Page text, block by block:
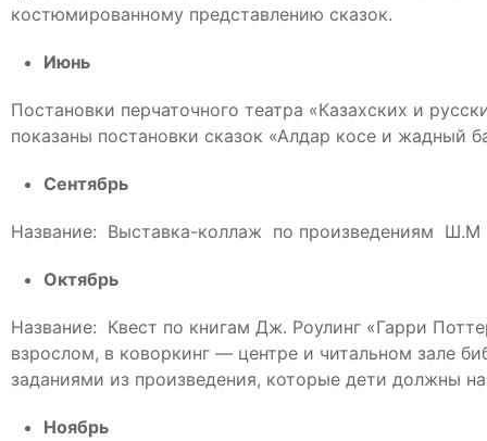
костюмированному представлению сказок.
Июнь
Постановки перчаточного театра «Казахских и
показаны постановки сказок «Алдар косе и жадный
Сентябрь
Название: Выставка-коллаж по произведениям Ш.М
Октябрь
Название: Квест по книгам Дж. Роулинг «Гарри
взрослом, в коворкинг — центре и читальном зале
заданиями из произведения, которые дети должны
Ноябрь